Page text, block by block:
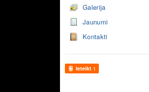
Galerija
Jaunumi
Kontakti
Ieteikt 1